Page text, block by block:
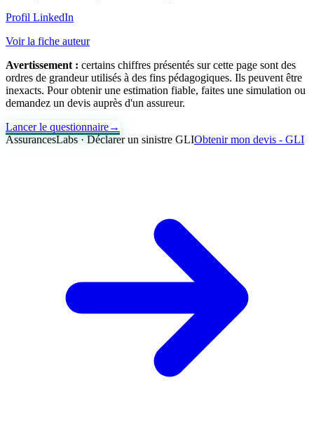
Profil LinkedIn
Voir la fiche auteur
Avertissement : certains chiffres présentés sur cette page sont des
ordres de grandeur utilisés à des fins pédagogiques. Ils peuvent être
inexacts. Pour obtenir une estimation fiable, faites une simulation ou
demandez un devis auprès d'un assureur.
Lancer le questionnaire→
AssurancesLabs · Déclarer un sinistre GLIObtenir mon devis - GLI